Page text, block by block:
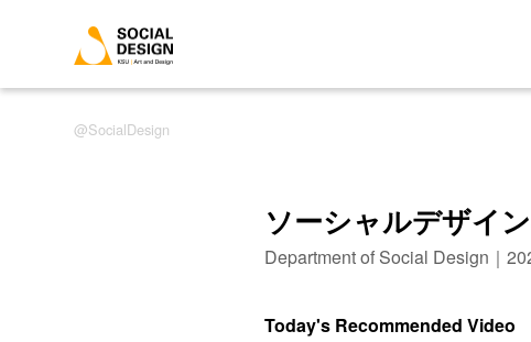
SocialDesign
ソーシャルデザイ
Department of Social Design｜
Today's Recommended Video